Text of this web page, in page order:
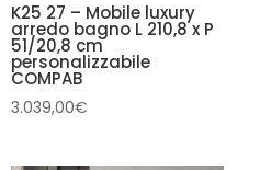
K25 27 – Mobile luxury
arredo bagno L 210,8 x P
51/20,8 cm
personalizzabile
COMPAB
3.039,00€